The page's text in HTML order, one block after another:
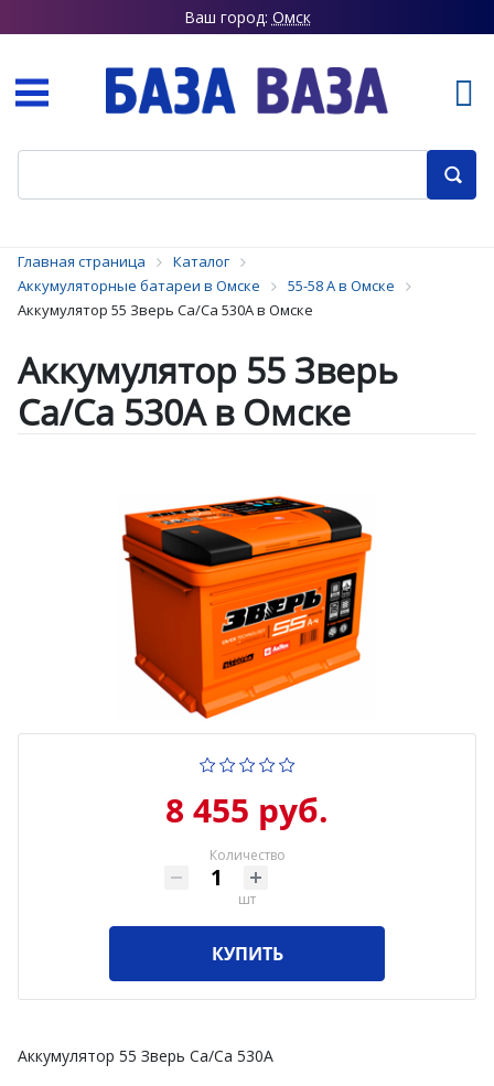
Ваш город: Омск
Главная страница
Каталог
Аккумуляторные батареи в Омске
55-58 А в Омске
Аккумулятор 55 Зверь Ca/Ca 530А в Омске
Аккумулятор 55 Зверь
Ca/Ca 530А в Омске
8 455 руб.
Количество
шт
КУПИТЬ
Аккумулятор 55 Зверь Ca/Ca 530А